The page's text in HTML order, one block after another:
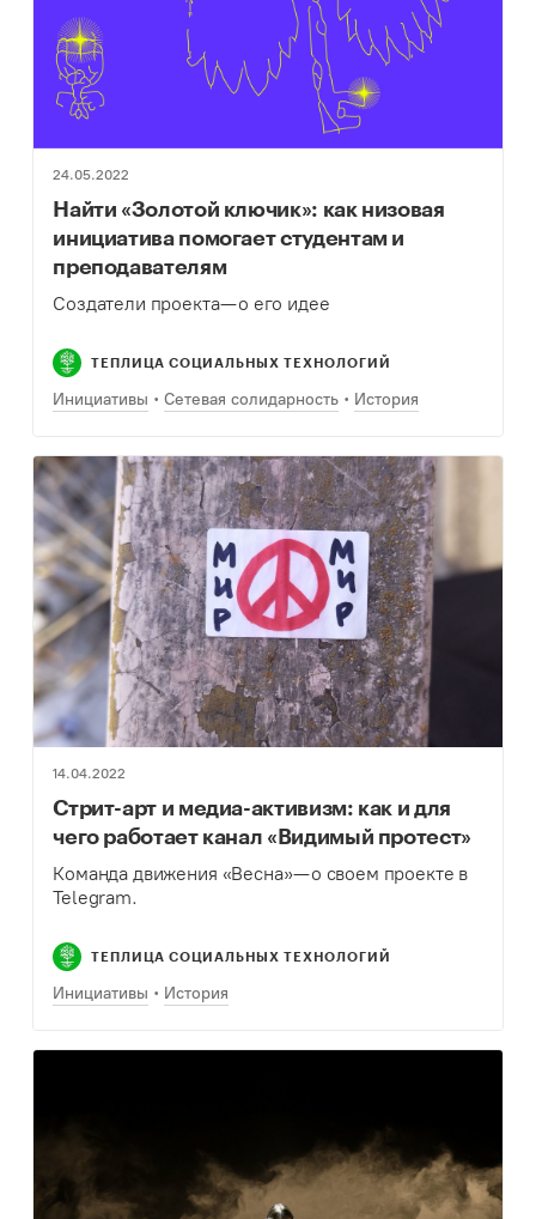
24.05.2022
Найти «Золотой ключик»: как низовая
инициатива помогает студентам и
преподавателям
Создатели проекта — о его идее
ТЕПЛИЦА СОЦИАЛЬНЫХ ТЕХНОЛОГИЙ
Инициативы Сетевая солидарность История
14.04.2022
Стрит-арт и медиа-активизм: как и для
чего работает канал «Видимый протест»
Команда движения «Весна» — о своем проекте в
Telegram.
ТЕПЛИЦА СОЦИАЛЬНЫХ ТЕХНОЛОГИЙ
Инициативы История